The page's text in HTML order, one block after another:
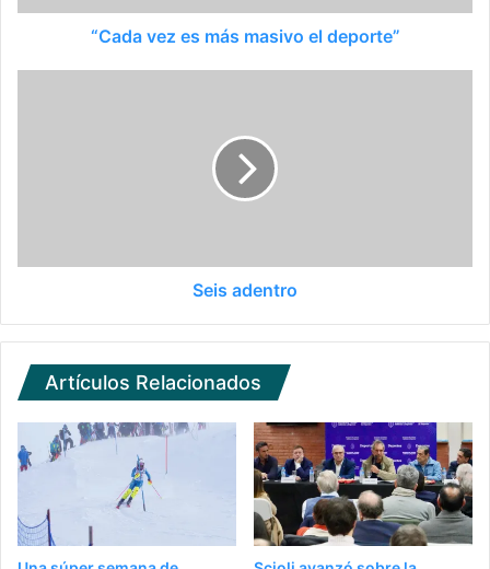
“Cada vez es más masivo el deporte”
Seis adentro
Artículos Relacionados